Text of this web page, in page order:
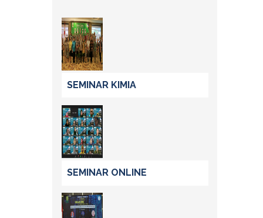
SEMINAR KIMIA
SEMINAR ONLINE